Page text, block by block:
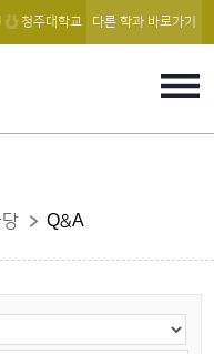
청주대학교 다른 학과 바로가기
Q&A